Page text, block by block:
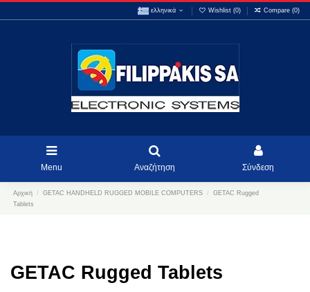
ελληνικά Wishlist (0) Compare (0)
Menu Αναζήτηση Σύνδεση
Αρχική GETAC HANDHELD RUGGED MOBILE COMPUTERS
GETAC Rugged
Tablets
GETAC Rugged Tablets